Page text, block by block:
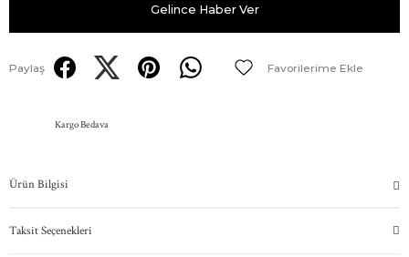
Gelince Haber Ver
Paylaş
Kargo Bedava
Ürün Bilgisi
Taksit Seçenekleri